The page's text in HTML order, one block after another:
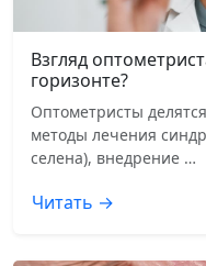
Взгляд
горизонте?
Оптометристы
методы лечения
селена), внедрение …
Читать →